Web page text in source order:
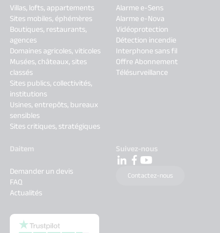
Villas, lofts, appartements
Sites mobiles, éphémères
Boutiques, restaurants,
agences
Domaines agricoles, viticoles
Musées, châteaux, sites
classés
Sites publics, collectivités,
institutions
Usines, entrepôts, bureaux
sensibles
Sites critiques, stratégiques
Alarme e-Sens
Alarme e-Nova
Vidéoprotection
Détection incendie
Interphone sans fil
Offre Abonnement
Télésurveillance
Daitem
Demander un devis
FAQ
Actualités
Suivez-nous
Contactez-nous